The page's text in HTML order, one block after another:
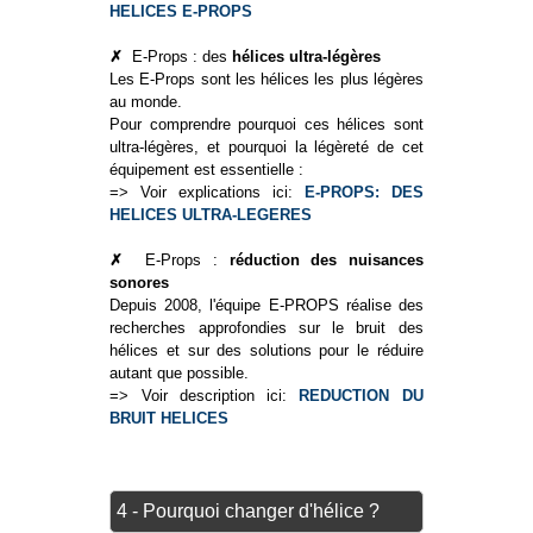
HELICES E-PROPS
✗ E-Props : des hélices ultra-légères
Les E-Props sont les hélices les plus légères
au monde.
Pour comprendre pourquoi ces hélices sont
ultra-légères, et pourquoi la légèreté de cet
équipement est essentielle :
=> Voir explications ici:
E-PROPS: DES
HELICES ULTRA-LEGERES
✗ E-Props : réduction des nuisances
sonores
Depuis 2008, l'équipe E-PROPS réalise des
recherches approfondies sur le bruit des
hélices et sur des solutions pour le réduire
autant que possible.
=> Voir description ici:
REDUCTION DU
BRUIT HELICES
4 - Pourquoi changer d'hélice ?